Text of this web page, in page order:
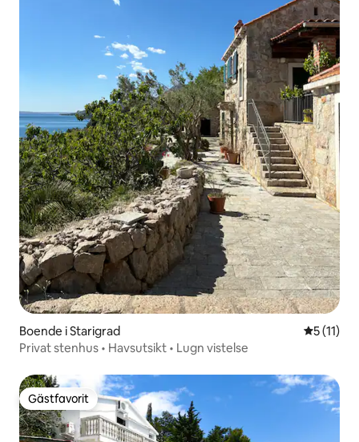
Boende i Starigrad 5 av 5 i
5 (11)
Privat stenhus • Havsutsikt • Lugn vistelse
Gästfavorit
Gästfavorit